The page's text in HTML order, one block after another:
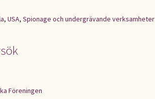
, USA, Spionage och undergrävande verksamheter
Föreningen